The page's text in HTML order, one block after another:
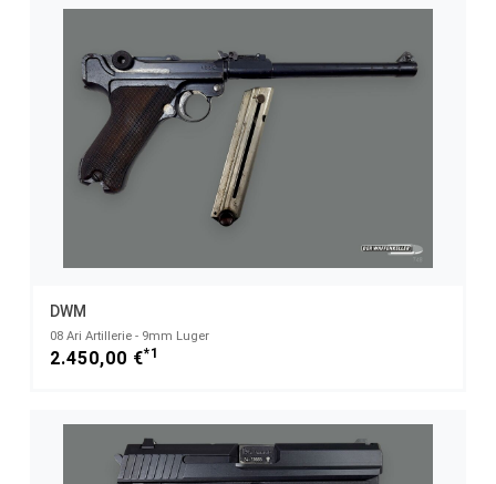
DWM
08 Ari Artillerie - 9mm Luger
2.450,00 €*1